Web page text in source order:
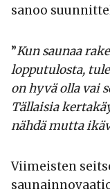
sanoo
”Kun saunaa
lopputulosta,
on hyvä olla vai
Tällaisia
nähdä mutta
Viimeisten